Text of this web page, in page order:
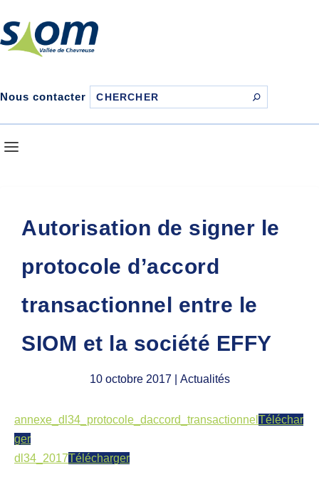
Nous contacter
Autorisation de signer le
protocole d’accord
transactionnel entre le
SIOM et la société EFFY
10 octobre 2017 | Actualités
annexe_dl34_protocole_daccord_transactionnel Téléchar
ger
dl34_2017Télécharger